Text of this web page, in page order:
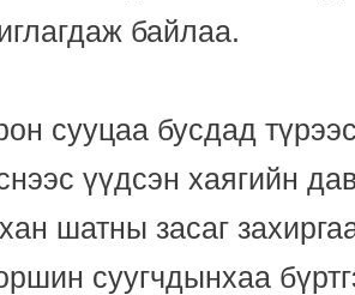
байлаа.
сууцаа бусдад
үүдсэн хаягийн
шатны засаг
суугчдынхаа